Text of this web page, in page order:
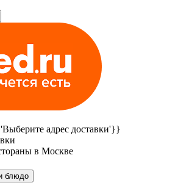
адрес доставки'}}
в Москве
блюдо